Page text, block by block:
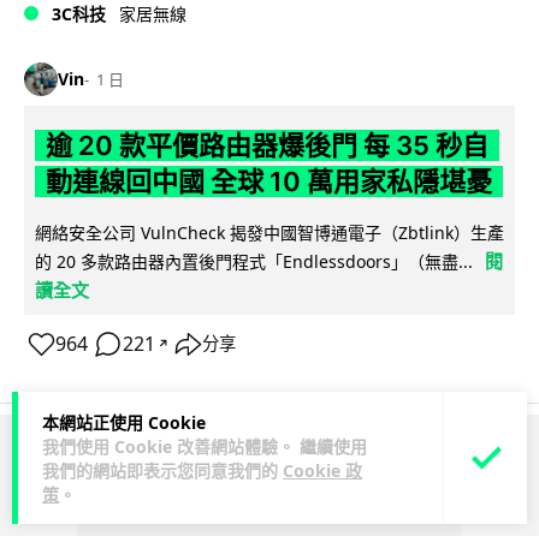
本網站正使用 Cookie
我們使用 Cookie 改善網站體驗。 繼續使用
我們的網站即表示您同意我們的 Cookie 政
策 。
3C科技 家居無線
Vin 1 日
逾 20 款平價路由器爆後門 每 35 秒自
動連線回中國 全球 10 萬用家私隱堪憂
網絡安全公司 VulnCheck 揭發中國智博通電子（Zbtlink）生產
的 20 多款路由器內置後門程式「Endlessdoors」（無盡...
閱
讀全文
964 221 ↗ 分享
ADVERTISEMENT